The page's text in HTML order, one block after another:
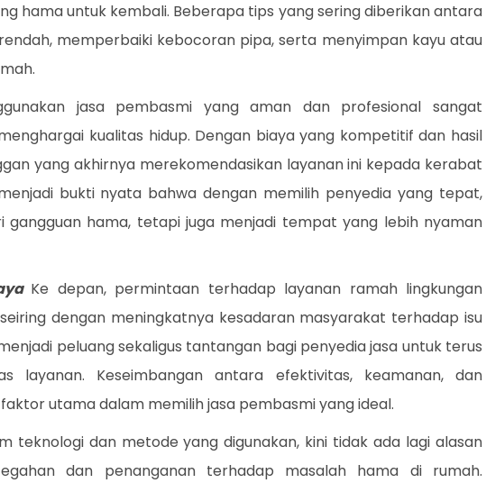
hama untuk kembali. Beberapa tips yang sering diberikan antara
memperbaiki kebocoran pipa, serta menyimpan kayu atau
jasa pembasmi yang aman dan profesional sangat
kualitas hidup. Dengan biaya yang kompetitif dan hasil
yang akhirnya merekomendasikan layanan ini kepada kerabat
bukti nyata bahwa dengan memilih penyedia yang tepat,
hama, tetapi juga menjadi tempat yang lebih nyaman
Ke depan, permintaan terhadap layanan ramah lingkungan
dengan meningkatnya kesadaran masyarakat terhadap isu
peluang sekaligus tantangan bagi penyedia jasa untuk terus
layanan. Keseimbangan antara efektivitas, keamanan, dan
utama dalam memilih jasa pembasmi yang ideal.
teknologi dan metode yang digunakan, kini tidak ada lagi alasan
dan penanganan terhadap masalah hama di rumah.